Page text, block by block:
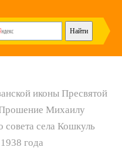
иконы Пресвятой
Михаилу
совета села Кошкуль
года